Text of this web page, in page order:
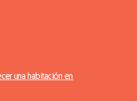
una habitación en